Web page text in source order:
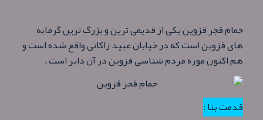
حمام قجر قزوین یکی از قدیمی ترین و بزرگ ترین گرمابه
های قزوین است که در خیابان عبید زاکانی واقع شده است و
هم اکنون موزه مردم شناسی قزوین در آن دایر است .
قدمت بنا :